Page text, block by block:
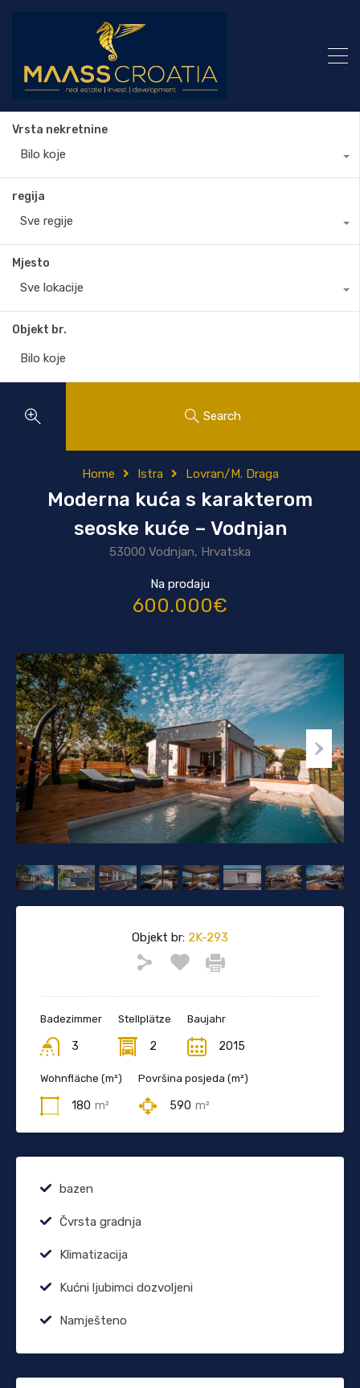
Vrsta nekretnine
Bilo koje
regija
Sve regije
Mjesto
Sve lokacije
Objekt br.
Search
Home Istra Lovran/M. Draga
Moderna kuća s karakterom
seoske kuće – Vodnjan
53000 Vodnjan, Hrvatska
Na prodaju
600.000€
Objekt br: 2K-293
Badezimmer
3
Stellplätze
2
Baujahr
2015
Wohnfläche (m²)
180 m²
Površina posjeda (m²)
590 m²
bazen
Čvrsta gradnja
Klimatizacija
Kućni ljubimci dozvoljeni
Namješteno